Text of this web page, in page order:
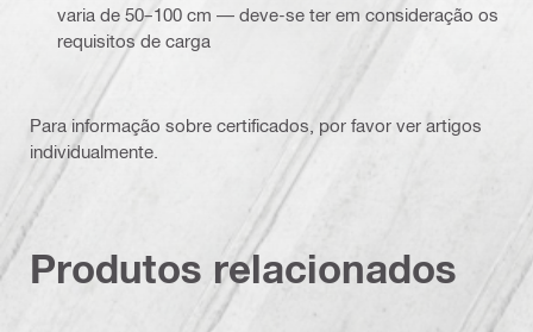
varia de 50–100 cm — deve-se ter em consideração os
requisitos de carga
Para informação sobre certificados, por favor ver artigos
individualmente.
Produtos relacionados